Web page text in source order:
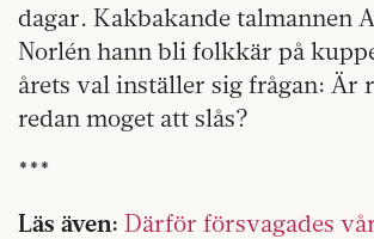
dagar. Kakbakande talmannen
Norlén hann bli folkkär på
årets val inställer sig frågan: Är
redan moget att slås?
***
Läs även: Därför försvagades